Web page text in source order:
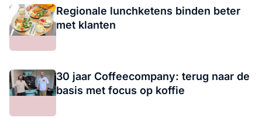
Regionale lunchketens binden beter
met klanten
30 jaar Coffeecompany: terug naar de
basis met focus op koffie